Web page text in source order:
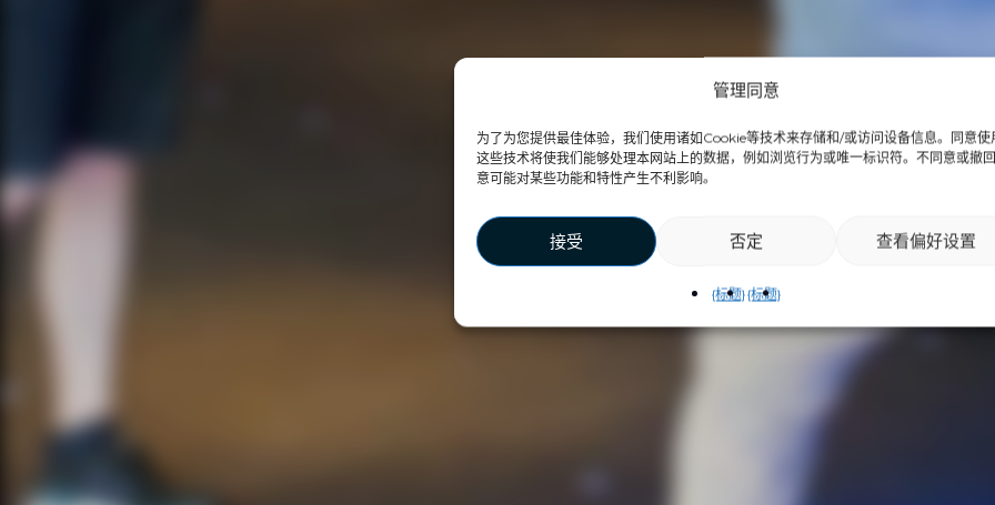
管理同意
为了为您提供最佳体验，我们使用诸如Cookie等技术来存储和/或访问设备信息。同意使
这些技术将使我们能够处理本网站上的数据，例如浏览行为或唯一标识符。不同意或撤
意可能对某些功能和特性产生不利影响。
接受 否定 查看偏好设置
{标题}{标题}